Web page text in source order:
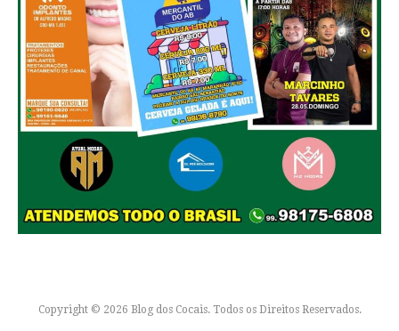
Copyright © 2026 Blog dos Cocais. Todos os Direitos Reservados.